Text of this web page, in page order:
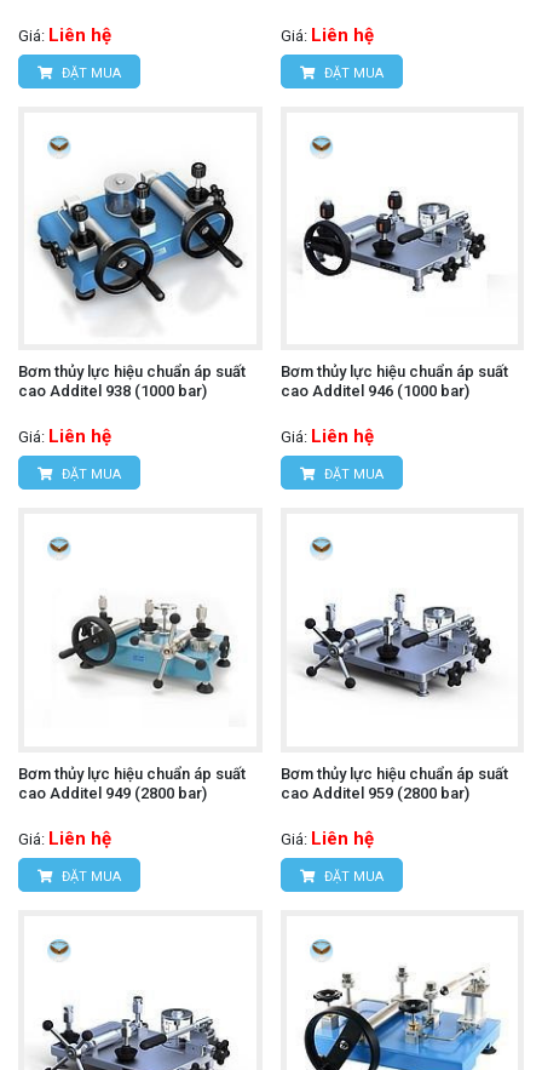
Giá: Liên hệ
ĐẶT MUA
Giá: Liên hệ
ĐẶT MUA
Bơm thủy lực hiệu chuẩn áp suất
cao Additel 938 (1000 bar)
Giá: Liên hệ
ĐẶT MUA
Bơm thủy lực hiệu chuẩn áp suất
cao Additel 946 (1000 bar)
Giá: Liên hệ
ĐẶT MUA
Bơm thủy lực hiệu chuẩn áp suất
cao Additel 949 (2800 bar)
Giá: Liên hệ
ĐẶT MUA
Bơm thủy lực hiệu chuẩn áp suất
cao Additel 959 (2800 bar)
Giá: Liên hệ
ĐẶT MUA